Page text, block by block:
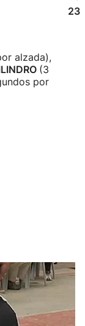
23
alzada),
(3
por